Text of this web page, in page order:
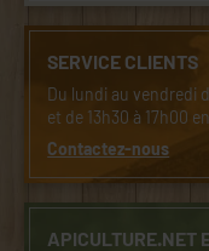
SERVICE CLIENTS
Du lundi au vendredi
et de 13h30 à 17h00
Contactez-nous
APICULTURE.NET